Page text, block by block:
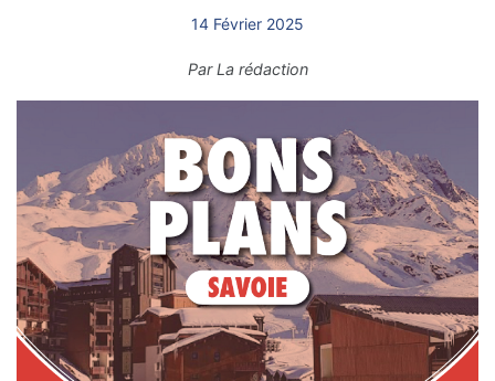
14 Février 2025
ParLa rédaction